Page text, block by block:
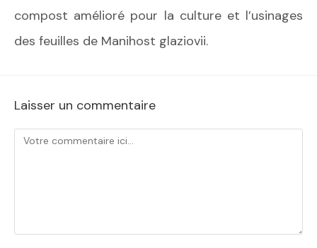
compost amélioré pour la culture et l’usinages
des feuilles de Manihost glaziovii.
Laisser un commentaire